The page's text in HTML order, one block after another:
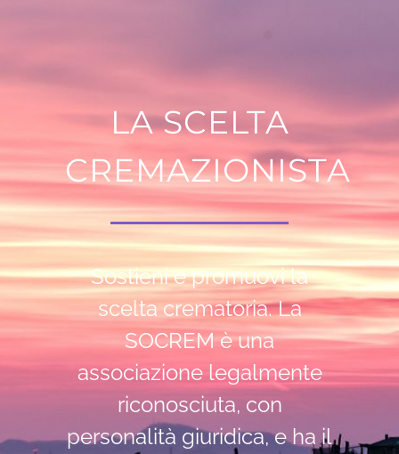
LA SCELTA
CREMAZIONISTA
Sostieni e promuovi la
scelta crematoria. La
SOCREM è una
associazione legalmente
riconosciuta, con
personalità giuridica, e ha il